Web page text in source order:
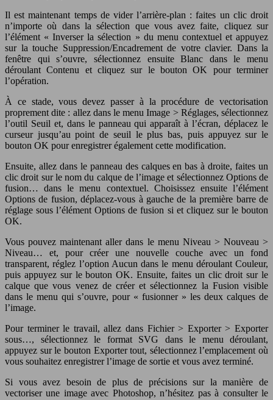
Il est maintenant temps de vider l’arrière-plan : faites un clic droit
n’importe où dans la sélection que vous avez faite, cliquez sur
l’élément « Inverser la sélection » du menu contextuel et appuyez
sur la touche Suppression/Encadrement de votre clavier. Dans la
fenêtre qui s’ouvre, sélectionnez ensuite Blanc dans le menu
déroulant Contenu et cliquez sur le bouton OK pour terminer
l’opération.
À ce stade, vous devez passer à la procédure de vectorisation
proprement dite : allez dans le menu Image > Réglages, sélectionnez
l’outil Seuil et, dans le panneau qui apparaît à l’écran, déplacez le
curseur jusqu’au point de seuil le plus bas, puis appuyez sur le
bouton OK pour enregistrer également cette modification.
Ensuite, allez dans le panneau des calques en bas à droite, faites un
clic droit sur le nom du calque de l’image et sélectionnez Options de
fusion… dans le menu contextuel. Choisissez ensuite l’élément
Options de fusion, déplacez-vous à gauche de la première barre de
réglage sous l’élément Options de fusion si et cliquez sur le bouton
OK.
Vous pouvez maintenant aller dans le menu Niveau > Nouveau >
Niveau… et, pour créer une nouvelle couche avec un fond
transparent, réglez l’option Aucun dans le menu déroulant Couleur,
puis appuyez sur le bouton OK. Ensuite, faites un clic droit sur le
calque que vous venez de créer et sélectionnez la Fusion visible
dans le menu qui s’ouvre, pour « fusionner » les deux calques de
l’image.
Pour terminer le travail, allez dans Fichier > Exporter > Exporter
sous…, sélectionnez le format SVG dans le menu déroulant,
appuyez sur le bouton Exporter tout, sélectionnez l’emplacement où
vous souhaitez enregistrer l’image de sortie et vous avez terminé.
Si vous avez besoin de plus de précisions sur la manière de
vectoriser une image avec Photoshop, n’hésitez pas à consulter le